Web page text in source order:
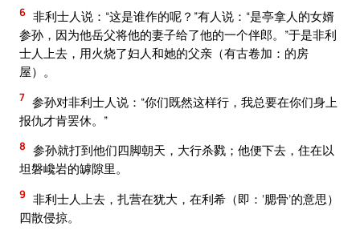
6 非利士人说：“这是谁作的呢？”有人说：“是亭拿人的女婿
参孙，因为他岳父将他的妻子给了他的一个伴郎。”于是非利
士人上去，用火烧了妇人和她的父亲（有古卷加：的房
屋）。
7 参孙对非利士人说：“你们既然这样行，我总要在你们身上
报仇才肯罢休。”
8 参孙就打到他们四脚朝天，大行杀戮；他便下去，住在以
坦磐巉岩的罅隙里。
9 非利士人上去，扎营在犹大，在利希（即：‘腮骨’的意思）
四散侵掠。